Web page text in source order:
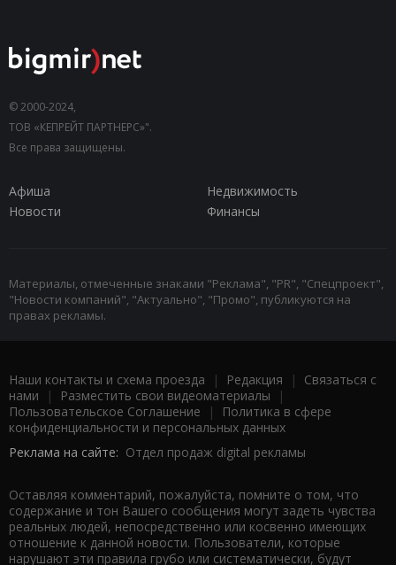
© 2000-2024,
ТОВ «КЕПРЕЙТ ПАРТНЕРС»".
Все права защищены.
Афиша
Недвижимость
Новости
Финансы
Материалы, отмеченные знаками "Реклама", "PR", "Спецпроект",
"Новости компаний", "Актуально", "Промо", публикуются на
правах рекламы.
Наши контакты и схема проезда | Редакция | Связаться с
нами | Разместить свои видеоматериалы |
Пользовательское Соглашение |
Политика в сфере
конфиденциальности и персональных данных
Реклама на сайте: Отдел продаж digital рекламы
Оставляя комментарий, пожалуйста, помните о том, что
содержание и тон Вашего сообщения могут задеть чувства
реальных людей, непосредственно или косвенно имеющих
отношение к данной новости. Пользователи, которые
нарушают эти правила грубо или систематически, будут